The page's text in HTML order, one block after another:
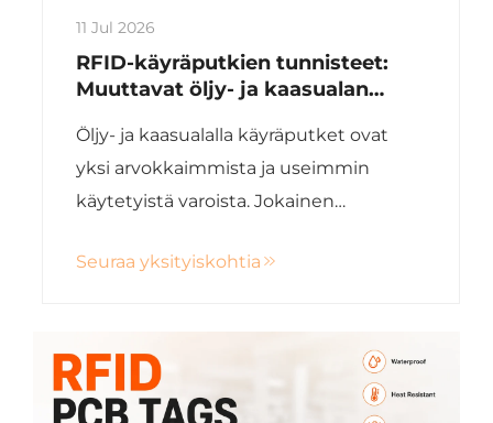
11 Jul 2026
RFID-käyräputkien tunnisteet:
Muuttavat öljy- ja kaasualan
elinkaaren hallintaa
Öljy- ja kaasualalla käyräputket ovat
yksi arvokkaimmista ja useimmin
käytetyistä varoista. Jokainen
paineelle, suurille kuormille, värähtelylle
Tarkka tunnistaminen ja ...
Seuraa yksityiskohtia